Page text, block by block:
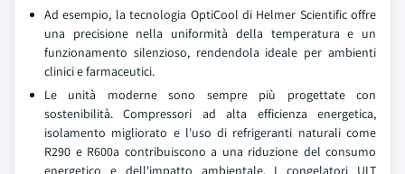
Ad esempio, la tecnologia OptiCool di Helmer Scientific offre
una precisione nella uniformità della temperatura e un
funzionamento silenzioso, rendendola ideale per ambienti
clinici e farmaceutici.
Le unità moderne sono sempre più progettate con
sostenibilità. Compressori ad alta efficienza energetica,
isolamento migliorato e l'uso di refrigeranti naturali come
R290 e R600a contribuiscono a una riduzione del consumo
energetico e dell'impatto ambientale. I congelatori ULT